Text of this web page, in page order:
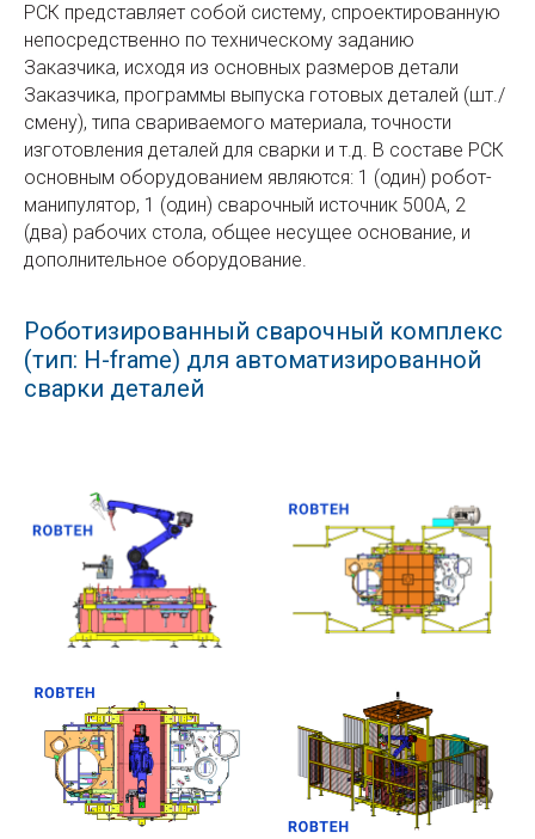
РСК представляет собой систему, спроектированную
непосредственно по техническому заданию
Заказчика, исходя из основных размеров детали
Заказчика, программы выпуска готовых деталей (шт./
смену), типа свариваемого материала, точности
изготовления деталей для сварки и т.д. В составе РСК
основным оборудованием являются: 1 (один) робот-
манипулятор, 1 (один) сварочный источник 500A, 2
(два) рабочих стола, общее несущее основание, и
дополнительное оборудование.
Роботизированный сварочный комплекс
(тип: H-frame) для автоматизированной
сварки деталей